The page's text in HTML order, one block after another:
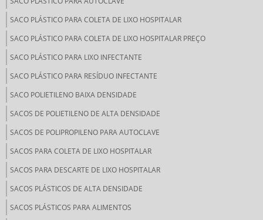
SACO PLÁSTICO PARA COLETA DE LIXO HOSPITALAR
SACO PLÁSTICO PARA COLETA DE LIXO HOSPITALAR PREÇO
SACO PLÁSTICO PARA LIXO INFECTANTE
SACO PLÁSTICO PARA RESÍDUO INFECTANTE
SACO POLIETILENO BAIXA DENSIDADE
SACOS DE POLIETILENO DE ALTA DENSIDADE
SACOS DE POLIPROPILENO PARA AUTOCLAVE
SACOS PARA COLETA DE LIXO HOSPITALAR
SACOS PARA DESCARTE DE LIXO HOSPITALAR
SACOS PLÁSTICOS DE ALTA DENSIDADE
SACOS PLÁSTICOS PARA ALIMENTOS